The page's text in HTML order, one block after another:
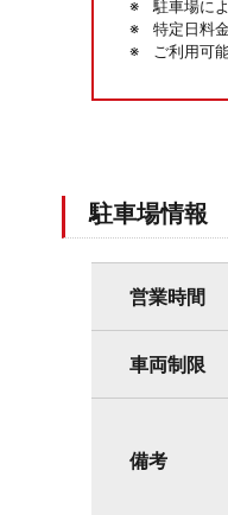
駐車場に
特定日料
ご利用可
駐車場情報
営業時間
車両制限
備考